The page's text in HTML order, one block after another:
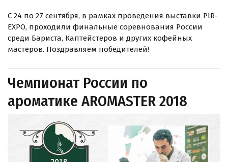
С 24 по 27 сентября, в рамках проведения выставки PIR-
EXPO, проходили финальные соревнования России
среди Бариста, Каптейстеров и других кофейных
мастеров. Поздравляем победителей!
Чемпионат России по
ароматике AROMASTER 2018